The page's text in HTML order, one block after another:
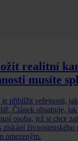
realitní
musíte
přiblížit veřejnosti,
Článek obsahuje,
osoba, jež si chce
získání živnostenského
omezeným.